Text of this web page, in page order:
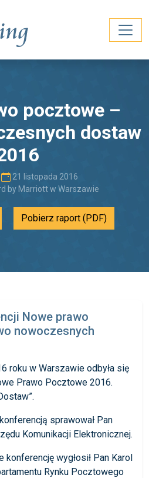
pocztowe –
dostaw
21 listopada 2016
by Marriott w Warszawie
Pobierz raport (PDF)
Nowe prawo
nowoczesnych
roku w Warszawie odbyła się
Prawo Pocztowe 2016.
sprawował Pan
Komunikacji Elektronicznej.
wygłosił Pan Karol
Rynku Pocztowego